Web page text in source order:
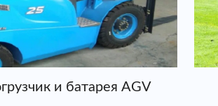
и батарея AGV